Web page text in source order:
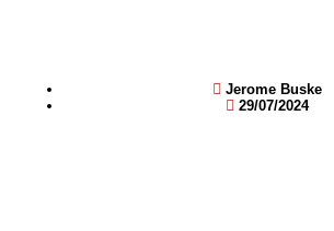
Jerome Buske
29/07/2024